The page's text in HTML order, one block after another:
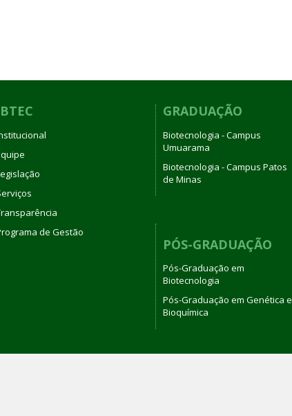
de Gestão
GRADUAÇÃO
Biotecnologia - Campus
Umuarama
Biotecnologia - Campus Patos
de Minas
PÓS-GRADUAÇÃO
Pós-Graduação em
Biotecnologia
Pós-Graduação em Genética e
Bioquímica